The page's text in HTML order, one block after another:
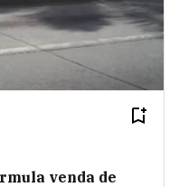
venda de